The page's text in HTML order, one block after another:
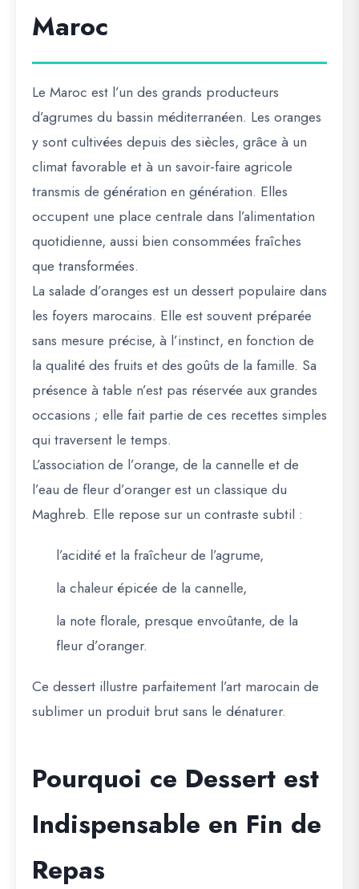
Maroc
Le Maroc est l’un des grands producteurs
d’agrumes du bassin méditerranéen. Les oranges
y sont cultivées depuis des siècles, grâce à un
climat favorable et à un savoir-faire agricole
transmis de génération en génération. Elles
occupent une place centrale dans l’alimentation
quotidienne, aussi bien consommées fraîches
que transformées.
La salade d’oranges est un dessert populaire dans
les foyers marocains. Elle est souvent préparée
sans mesure précise, à l’instinct, en fonction de
la qualité des fruits et des goûts de la famille. Sa
présence à table n’est pas réservée aux grandes
occasions ; elle fait partie de ces recettes simples
qui traversent le temps.
L’association de l’orange, de la cannelle et de
l’eau de fleur d’oranger est un classique du
Maghreb. Elle repose sur un contraste subtil :
l’acidité et la fraîcheur de l’agrume,
la chaleur épicée de la cannelle,
la note florale, presque envoûtante, de la
fleur d’oranger.
Ce dessert illustre parfaitement l’art marocain de
sublimer un produit brut sans le dénaturer.
Pourquoi ce Dessert est
Indispensable en Fin de
Repas